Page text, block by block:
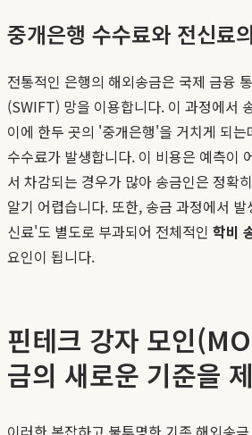
중개은행 수수료와 전신료
전통적인 은행의 해외송금은 국제 금융
(SWIFT) 망을 이용합니다. 이 과정에서
이에 한두 곳의 '중개은행'을 거치게 되는
수수료가 발생합니다. 이 비용은 예측이
서 차감되는 경우가 많아 송금인은 정확
알기 어렵습니다. 또한, 송금 과정에서
신료'도 별도로 부과되어 전체적인 학비
요인이 됩니다.
핀테크 강자 모인
금의 새로운 기준을